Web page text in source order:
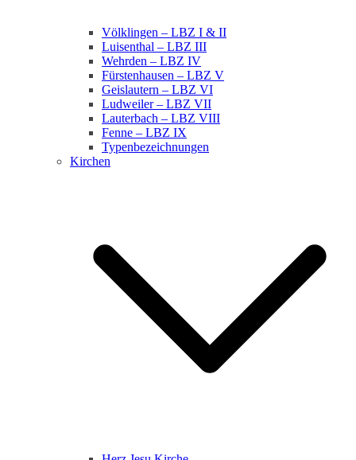
Völklingen – LBZ I & II
Luisenthal – LBZ III
Wehrden – LBZ IV
Fürstenhausen – LBZ V
Geislautern – LBZ VI
Ludweiler – LBZ VII
Lauterbach – LBZ VIII
Fenne – LBZ IX
Typenbezeichnungen
Kirchen